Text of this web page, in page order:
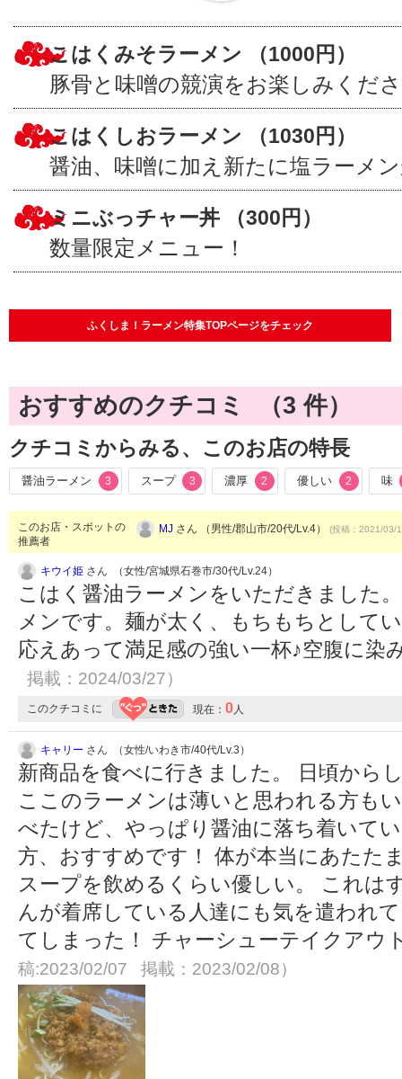
こはくみそラーメン （1000円）
豚骨と味噌の競演をお楽しみくだ
こはくしおラーメン （1030円）
醤油、味噌に加え新たに塩ラーメ
ミニぶっチャー丼 （300円）
数量限定メニュー！
ふくしま！ラーメン特集TOPページをチェック
おすすめのクチコミ （3 件）
クチコミからみる、このお店の特長
醤油ラーメン 3 スープ 3 濃厚 2 優しい 2 味
このお店・スポットの
推薦者
MJ さん （男性/郡山市/20代/Lv.4） (投稿：2021/03/
キウイ姫 さん （女性/宮城県石巻市/30代/Lv.24）
こはく醤油ラーメンをいただきました
メンです。麺が太く、もちもちとして
応えあって満足感の強い一杯♪空腹に染
掲載：2024/03/27）
このクチコミに 現在： 0 人
キャリー さん （女性/いわき市/40代/Lv.3）
新商品を食べに行きました。 日頃から
ここのラーメンは薄いと思われる方も
べたけど、やっぱり醤油に落ち着いて
方、おすすめです！ 体が本当にあたた
スープを飲めるくらい優しい。 これは
んが着席している人達にも気を遣われ
てしまった！ チャーシューテイクアウ
稿:2023/02/07 掲載：2023/02/08）